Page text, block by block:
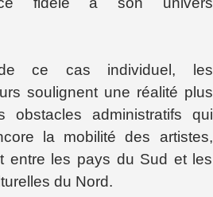
ce cas individuel, les
soulignent une réalité plus
obstacles administratifs qui
la mobilité des artistes,
entre les pays du Sud et les
du Nord.